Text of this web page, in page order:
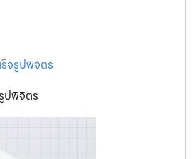
จรูปพิจิตร
ปพิจิตร